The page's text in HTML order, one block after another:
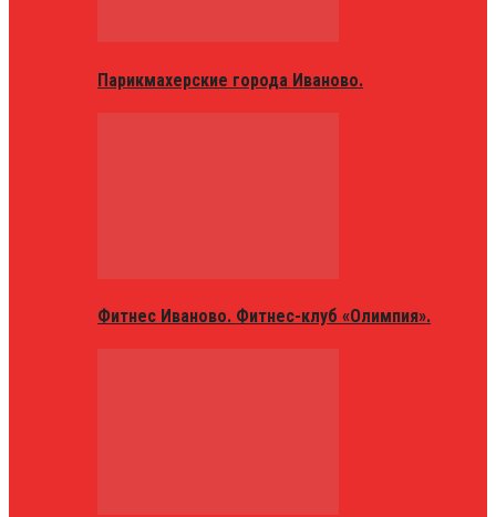
Парикмахерские города Иваново.
Фитнес Иваново. Фитнес-клуб «Олимпия».